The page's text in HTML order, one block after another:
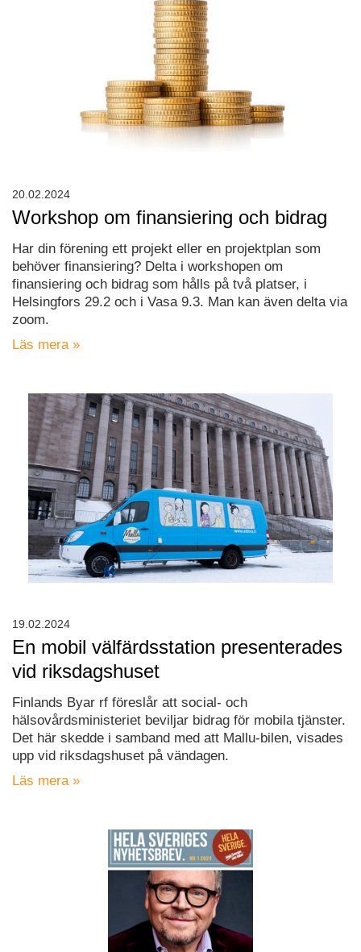
Workshop om finansiering och bidrag
Har din förening ett projekt eller en projektplan som
behöver finansiering? Delta i workshopen om
finansiering och bidrag som hålls på två platser, i
Helsingfors 29.2 och i Vasa 9.3. Man kan även delta via
zoom.
Läs mera »
20.02.2024
En mobil välfärdsstation presenterades
vid riksdagshuset
Finlands Byar rf föreslår att social- och
hälsovårdsministeriet beviljar bidrag för mobila tjänster.
Det här skedde i samband med att Mallu-bilen, visades
upp vid riksdagshuset på vändagen.
Läs mera »
19.02.2024